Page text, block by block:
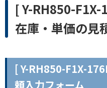
[ Y-RH850-
在庫・単価の見
[ Y-RH850-F1X-
頼入力フォーム